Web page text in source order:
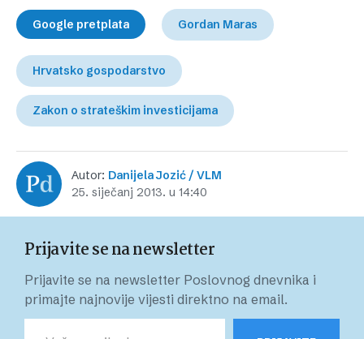
Google pretplata Gordan Maras
Hrvatsko gospodarstvo
Zakon o strateškim investicijama
Autor: Danijela Jozić / VLM
25. siječanj 2013. u 14:40
Prijavite se na newsletter
Prijavite se na newsletter Poslovnog dnevnika i
primajte najnovije vijesti direktno na email.